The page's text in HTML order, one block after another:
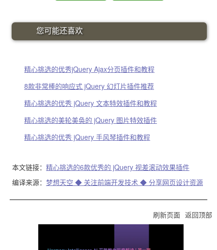
您可能还喜欢
精心挑选的优秀jQuery Ajax分页插件和教程
8款非常棒的响应式 jQuery 幻灯片插件推荐
精心挑选的优秀 jQuery 文本特效插件和教程
精心挑选的美轮美奂的 jQuery 图片特效插件
精心挑选的优秀 jQuery 手风琴插件和教程
本文链接： 精心挑选的6款优秀的 jQuery 视差滚动效果插件
编译来源： 梦想天空 ◆ 关注前端开发技术 ◆ 分享网页设计资源
刷新页面 返回顶部